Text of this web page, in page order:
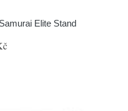
Elite Stand